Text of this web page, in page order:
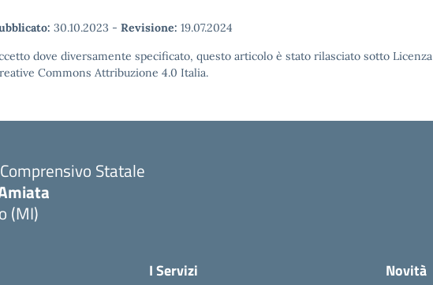
30.10.2023 - Revisione: 19.07.2024
dove diversamente specificato, questo articolo è stato rilasciato sotto Licenza
Commons Attribuzione 4.0 Italia.
Statale
(MI)
I Servizi Novità